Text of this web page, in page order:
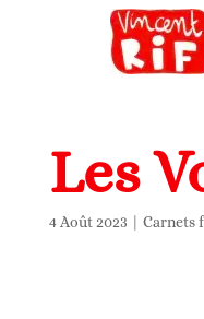
Les
4 Août 2023 Carnets